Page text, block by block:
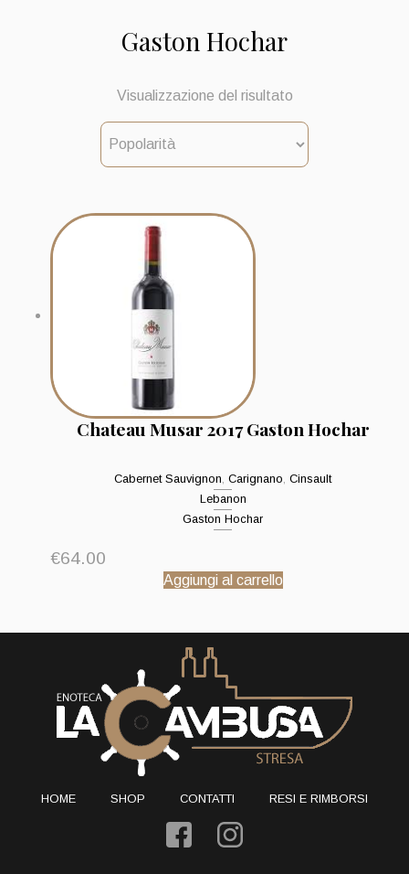
Gaston Hochar
Visualizzazione del risultato
Chateau Musar 2017 Gaston Hochar
Cabernet Sauvignon, Carignano, Cinsault
Lebanon
Gaston Hochar
€64.00
Aggiungi al carrello
HOME SHOP CONTATTI RESI E RIMBORSI